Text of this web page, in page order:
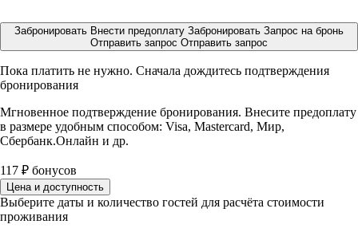
Забронировать Внести предоплату Забронировать Запрос на бронь
Отправить запрос Отправить запрос
Пока платить не нужно. Сначала дождитесь подтверждения
бронирования
Мгновенное подтверждение бронирования. Внесите предоплату
в размере удобным способом: Visa, Mastercard, Мир,
Сбербанк.Онлайн и др.
117 ₽ бонусов
Цена и доступность
Выберите даты и количество гостей для расчёта стоимости
проживания